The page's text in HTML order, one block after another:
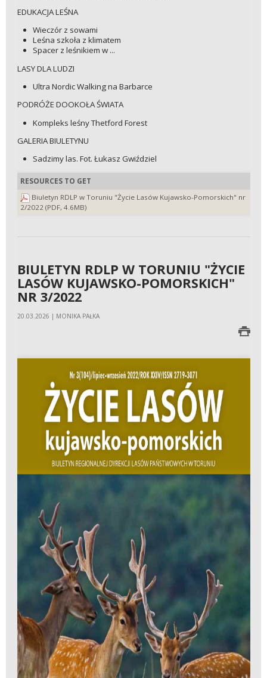
EDUKACJA LEŚNA
Wieczór z sowami
Leśna szkoła z klimatem
Spacer z leśnikiem w ...
LASY DLA LUDZI
Ultra Nordic Walking na Barbarce
PODRÓŻE DOOKOŁA ŚWIATA
Kompleks leśny Thetford Forest
GALERIA BIULETYNU
Sadzimy las. Fot. Łukasz Gwiździel
RESOURCES TO GET
Biuletyn RDLP w Toruniu "Życie Lasów Kujawsko-Pomorskich" nr
2/2022 (PDF, 4.6MB)
BIULETYN RDLP W TORUNIU "ŻYCIE
LASÓW KUJAWSKO-POMORSKICH"
NR 3/2022
20.03.2026 | MONIKA PAŁKA